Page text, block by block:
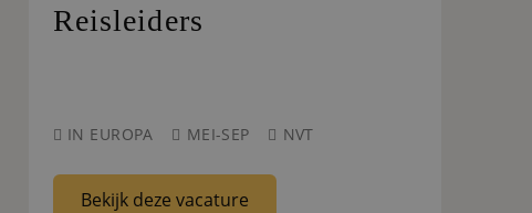
Reisleiders
IN EUROPA MEI-SEP NVT
Bekijk deze vacature